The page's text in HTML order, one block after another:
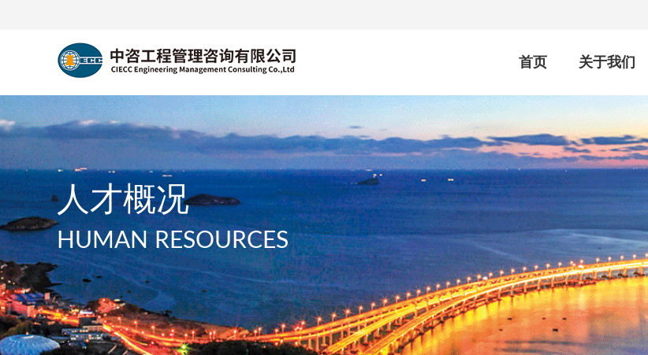
首页 关于我们
人才概况
HUMAN RESOURCES